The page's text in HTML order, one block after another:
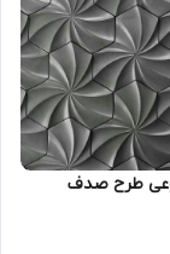
طرح صدف